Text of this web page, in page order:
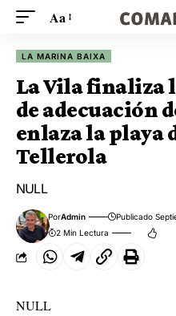
Aa
LA MARINA BAIXA
La Vila finaliza
de adecuación
enlaza la playa
Tellerola
NULL
PorAdmin Publicado
2 Min Lectura
NULL